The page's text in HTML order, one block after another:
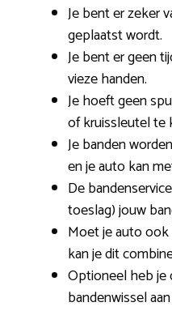
Je bent er zeker
geplaatst wordt.
Je bent er geen
vieze handen.
Je hoeft geen
of kruissleutel te
Je banden
en je auto kan
De
toeslag) jouw
Moet je auto
kan je dit
Optioneel heb
bandenwissel